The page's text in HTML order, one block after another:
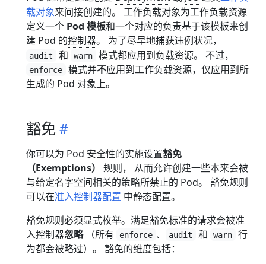
载对象来间接创建的。 工作负载对象为工作负载资源
定义一个 Pod 模板和一个对应的负责基于该模板来创
建 Pod 的控制器。 为了尽早地捕获违例状况，
audit 和 warn 模式都应用到负载资源。 不过，
enforce 模式并不应用到工作负载资源，仅应用到所
生成的 Pod 对象上。
豁免
你可以为 Pod 安全性的实施设置豁免
（Exemptions）
规则， 从而允许创建一些本来会被
与给定名字空间相关的策略所禁止的 Pod。 豁免规则
可以在准入控制器配置 中静态配置。
豁免规则必须显式枚举。满足豁免标准的请求会被准
入控制器忽略（所有 enforce 、 audit 和 warn
行
为都会被略过）。 豁免的维度包括：